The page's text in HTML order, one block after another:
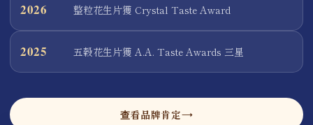
2026 整粒花生片獲 Crystal Taste Award
2025 五穀花生片獲 A.A. Taste Awards 三星
查看品牌肯定